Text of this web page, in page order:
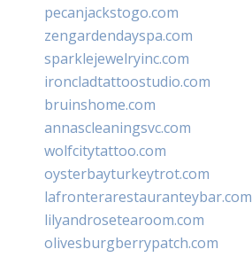
pecanjackstogo.com
zengardendayspa.com
sparklejewelryinc.com
ironcladtattoostudio.com
bruinshome.com
annascleaningsvc.com
wolfcitytattoo.com
oysterbayturkeytrot.com
lafronterarestauranteybar.com
lilyandrosetearoom.com
olivesburgberrypatch.com